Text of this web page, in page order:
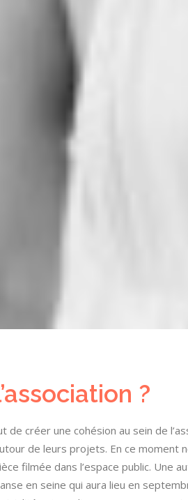
?
de créer une cohésion au sein de
de leurs projets. En ce moment
filmée dans l’espace public. Une
en seine qui aura lieu en